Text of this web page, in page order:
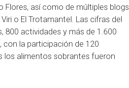
Flores, así como de múltiples blogs
o El Trotamantel. Las cifras del
800 actividades y más de 1.600
con la participación de 120
los alimentos sobrantes fueron